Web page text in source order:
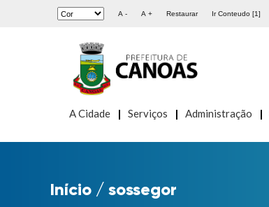
A - A + Restaurar Ir Conteudo [1]
A Cidade Serviços Administração
Início / sossegor